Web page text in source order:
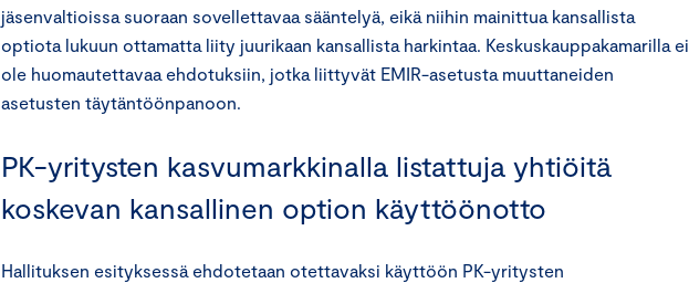
jäsenvaltioissa suoraan sovellettavaa sääntelyä, eikä niihin mainittua kansallista
optiota lukuun ottamatta liity juurikaan kansallista harkintaa. Keskuskauppakamarilla ei
ole huomautettavaa ehdotuksiin, jotka liittyvät EMIR-asetusta muuttaneiden
asetusten täytäntöönpanoon.
PK-yritysten kasvumarkkinalla listattuja yhtiöitä
koskevan kansallinen option käyttöönotto
Hallituksen esityksessä ehdotetaan otettavaksi käyttöön PK-yritysten